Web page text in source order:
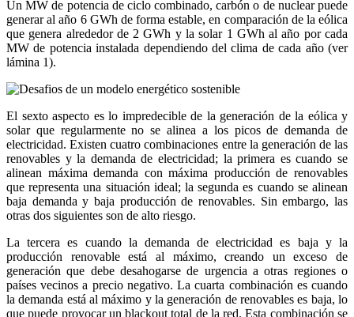
Un MW de potencia de ciclo combinado, carbón o de nuclear puede
generar al año 6 GWh de forma estable, en comparación de la eólica
que genera alrededor de 2 GWh y la solar 1 GWh al año por cada
MW de potencia instalada dependiendo del clima de cada año (ver
lámina 1).
El sexto aspecto es lo impredecible de la generación de la eólica y
solar que regularmente no se alinea a los picos de demanda de
electricidad. Existen cuatro combinaciones entre la generación de las
renovables y la demanda de electricidad; la primera es cuando se
alinean máxima demanda con máxima producción de renovables
que representa una situación ideal; la segunda es cuando se alinean
baja demanda y baja producción de renovables. Sin embargo, las
otras dos siguientes son de alto riesgo.
La tercera es cuando la demanda de electricidad es baja y la
producción renovable está al máximo, creando un exceso de
generación que debe desahogarse de urgencia a otras regiones o
países vecinos a precio negativo. La cuarta combinación es cuando
la demanda está al máximo y la generación de renovables es baja, lo
que puede provocar un blackout total de la red. Esta combinación se